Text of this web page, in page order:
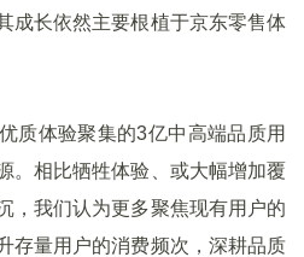
成长依然主要根植于京东零售体
质体验聚集的3亿中高端品质用
。相比牺牲体验、或大幅增加覆
，我们认为更多聚焦现有用户的
存量用户的消费频次，深耕品质